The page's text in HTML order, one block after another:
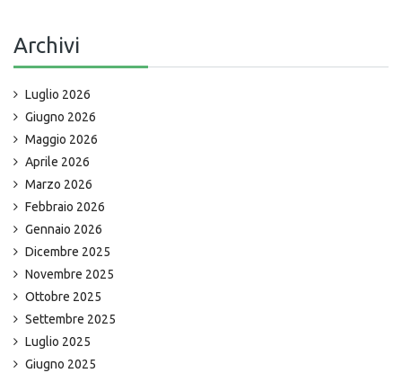
Archivi
Luglio 2026
Giugno 2026
Maggio 2026
Aprile 2026
Marzo 2026
Febbraio 2026
Gennaio 2026
Dicembre 2025
Novembre 2025
Ottobre 2025
Settembre 2025
Luglio 2025
Giugno 2025